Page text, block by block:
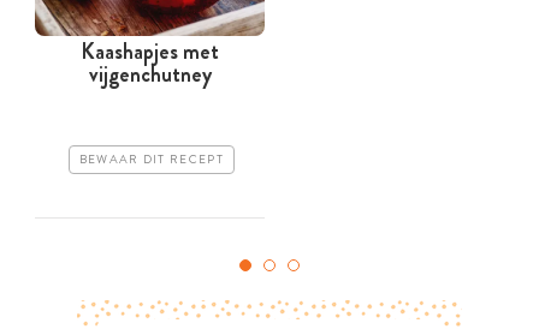
Kaashapjes met
vijgenchutney
BEWAAR DIT RECEPT